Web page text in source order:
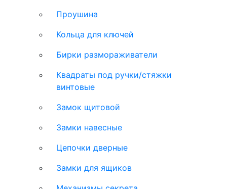
Проушина
Кольца для ключей
Бирки размораживатели
Квадраты под ручки/стяжки
винтовые
Замок щитовой
Замки навесные
Цепочки дверные
Замки для ящиков